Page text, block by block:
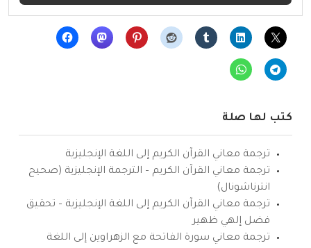
كتب لها صلة
ترجمة معاني القرآن الكريم إلى اللغة الإنجليزية
ترجمة معاني القرآن الكريم – الترجمة الإنجليزية (صحيح
انترناشونال)
ترجمة معاني القرآن الكريم إلى اللغة الإنجليزية – تحقيق
فضل إلهي ظهير
ترجمة معاني سورة الفاتحة مع الزهراوين إلى اللغة